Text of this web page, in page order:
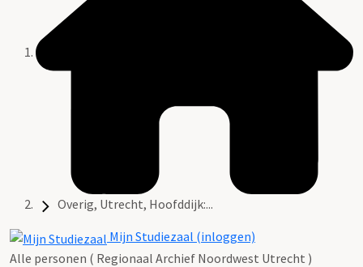
Overig, Utrecht, Hoofddijk:...
Mijn Studiezaal (inloggen)
Alle personen ( Regionaal Archief Noordwest Utrecht )